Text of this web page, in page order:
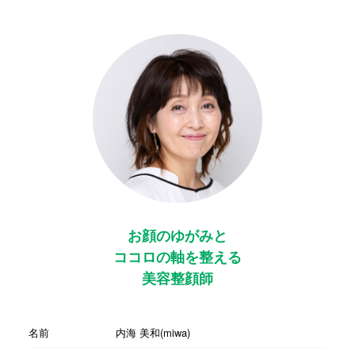
お顔のゆがみと
ココロの軸を整える
美容整顔師
名前
内海 美和(miwa)